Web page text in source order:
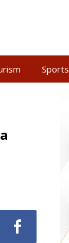
Sports